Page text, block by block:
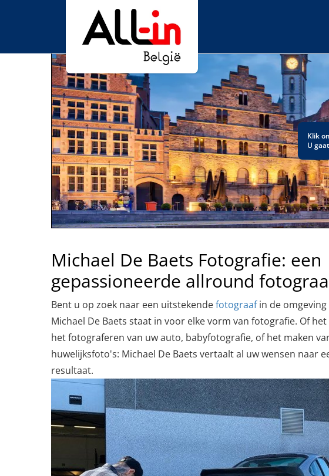
Klik
U
Michael De Baets Fotografie: een
gepassioneerde allround
Bent u op zoek naar een uitstekendefotograafin de omgeving
Michael De Baets staat in voor elke vorm van fotografie. Of
het fotograferen van uw auto, babyfotografie, of het maken
huwelijksfoto's: Michael De Baets vertaalt al uw wensen naar
resultaat.